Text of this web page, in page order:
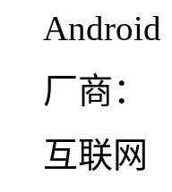
Android
厂商：
互联网